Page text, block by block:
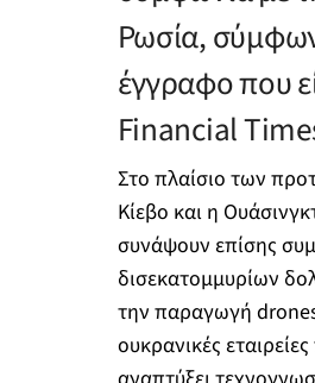
Ρωσία,
έγγραφο που
Financial
Στο πλαίσιο των
Κίεβο και η
συνάψουν επίσης
δισεκατομμυρίων
την παραγωγή
ουκρανικές